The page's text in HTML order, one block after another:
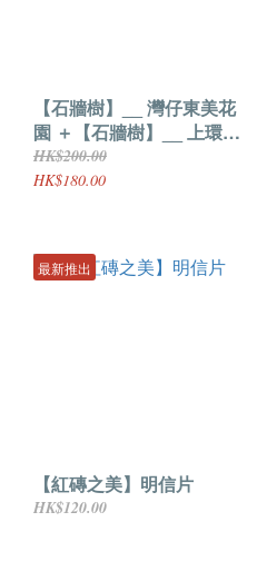
【石牆樹】__ 灣仔東美花
園 ＋【石牆樹】__ 上環磅
巷 明信片套裝
HK$200.00
HK$180.00
最新推出
【紅磚之美】明信片
HK$120.00